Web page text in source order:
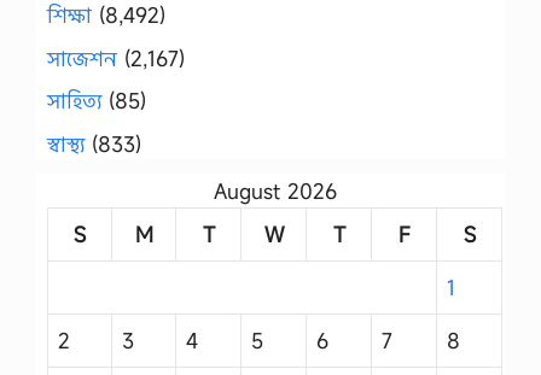
শিক্ষা (8,492)
সাজেশন (2,167)
সাহিত্য(85)
স্বাস্থ্য(833)
August 2026
S
M T W T F
S
1
2
3 4 5 6 7 8